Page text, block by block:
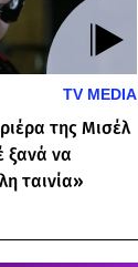
TV MEDIA
της Μισέλ
ξανά να
ταινία»